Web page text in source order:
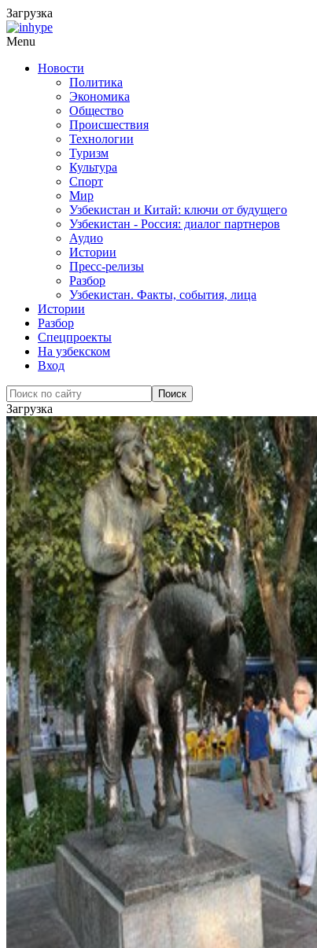
Загрузка
Menu
Новости
Политика
Экономика
Общество
Происшествия
Технологии
Туризм
Культура
Спорт
Мир
Узбекистан и Китай: ключи от будущего
Узбекистан - Россия: диалог партнеров
Аудио
Истории
Пресс-релизы
Разбор
Узбекистан. Факты, события, лица
Истории
Разбор
Спецпроекты
На узбекском
Вход
Загрузка